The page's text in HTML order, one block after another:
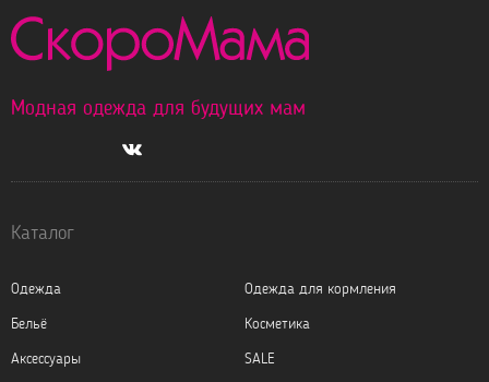
Модная одежда для будущих мам
Каталог
Одежда
Одежда для кормления
Бельё
Косметика
Аксессуары
SALE